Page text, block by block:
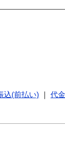
込(前払い) 代